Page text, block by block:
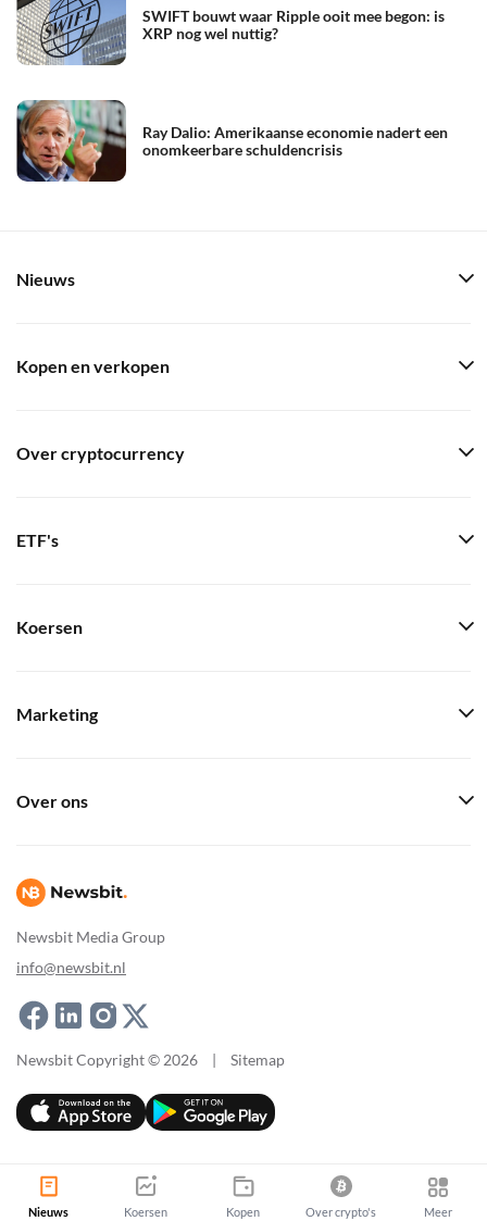
SWIFT bouwt waar Ripple ooit mee begon: is
XRP nog wel nuttig?
Ray Dalio: Amerikaanse economie nadert een
onomkeerbare schuldencrisis
Newsbit Media Group
info@newsbit.nl
Nieuws
Kopen en verkopen
Over cryptocurrency
ETF's
Koersen
Marketing
Over ons
Newsbit Copyright © 2026 | Sitemap
Nieuws Koersen Kopen Over crypto's Meer